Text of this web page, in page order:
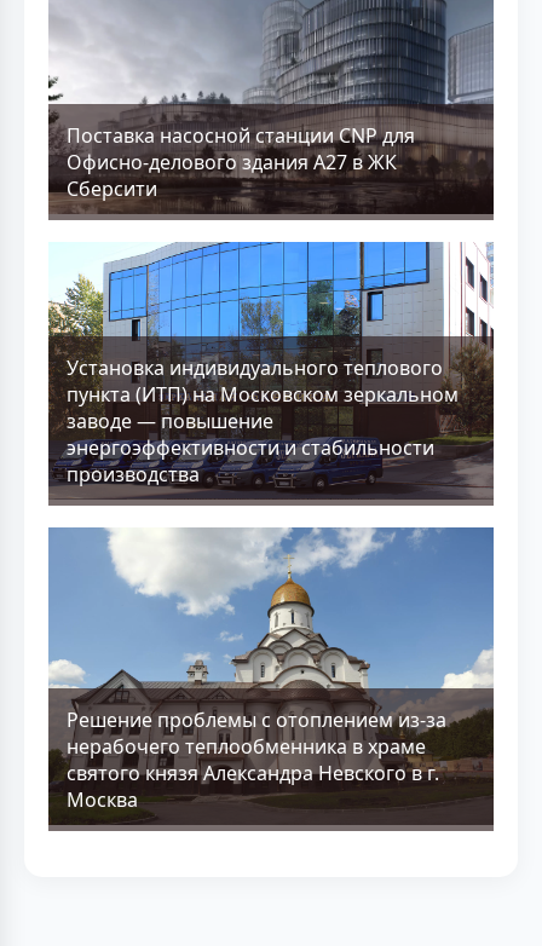
Поставка насосной станции CNP для
Офисно-делового здания А27 в ЖК
Сберсити
Установка индивидуального теплового
пункта (ИТП) на Московском зеркальном
заводе — повышение
энергоэффективности и стабильности
производства
Решение проблемы с отоплением из-за
нерабочего теплообменника в храме
святого князя Александра Невского в г.
Москва